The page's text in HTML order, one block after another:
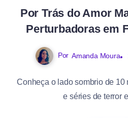
Por Trás do Amor
Perturbadoras em
Por Amanda Moura
Conheça o lado sombrio de 10
e séries de terror